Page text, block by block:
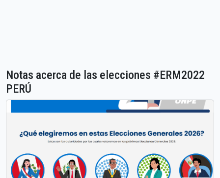
Notas acerca de las elecciones #ERM2022
PERÚ